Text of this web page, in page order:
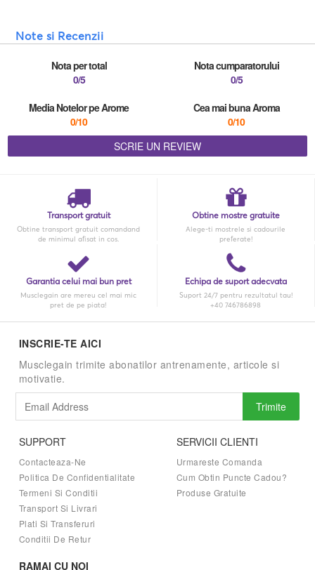
Note si Recenzii
Nota per total
0/5
Nota cumparatorului
0/5
Media Notelor pe Arome
0/10
Cea mai buna Aroma
0/10
SCRIE UN REVIEW
Transport gratuit
Obtine transport gratuit comandand
de minimul afisat in cos.
Obtine mostre gratuite
Alege-ti mostrele si cadourile
preferate!
Garantia celui mai bun pret
Musclegain are mereu cel mai mic
pret de pe piata!
Echipa de suport adecvata
Suport 24/7 pentru rezultatul tau!
+40 746786898
INSCRIE-TE AICI
Musclegain trimite abonatilor antrenamente, articole si
motivatie.
Trimite
SUPPORT
Contacteaza-Ne
Politica De Confidentialitate
Termeni Si Conditii
Transport Si Livrari
Plati Si Transferuri
Conditii De Retur
SERVICII CLIENTI
Urmareste Comanda
Cum Obtin Puncte Cadou?
Produse Gratuite
RAMAI CU NOI